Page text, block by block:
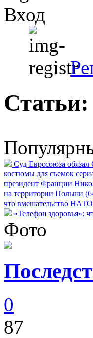
Вход
Статьи:
Суд Евросоюза обязал
костюмы для съемок
президент Франции
на территории Польши
что вмешательство
«Телефон здоровья»:
Фото
0
87